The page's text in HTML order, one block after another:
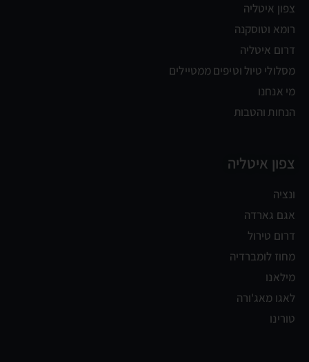
צפון איטליה
רומא וטוסקנה
דרום איטליה
מסלולי טיול וטיפים ממטיילים
מי אנחנו
הנחות והטבות
צפון איטליה
ונציה
אגם גארדה
דרום טירול
מחוז לומברדיה
מילאנו
לאגו מאג'ורה
טורינו